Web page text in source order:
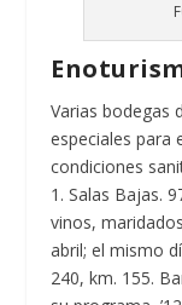
Varias bodegas
especiales para
condiciones
1. Salas Bajas.
vinos,
abril; el mismo
240, km. 155.